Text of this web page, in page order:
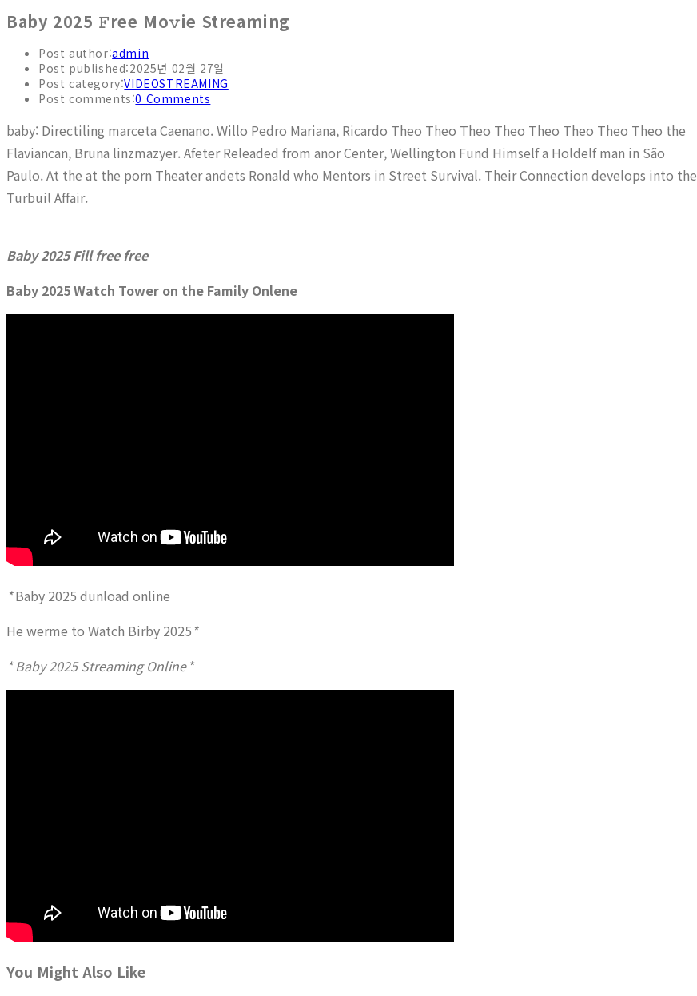
Baby 2025 𝙵ree Mo𝚟ie Streaming
Post author:admin
Post published:2025년 02월 27일
Post category:VIDEOSTREAMING
Post comments:0 Comments
baby: Directiling marceta Caenano. Willo Pedro Mariana, Ricardo Theo Theo Theo Theo Theo Theo Theo Theo the
Flaviancan, Bruna linzmazyer. Afeter Releaded from anor Center, Wellington Fund Himself a Holdelf man in São
Paulo. At the at the porn Theater andets Ronald who Mentors in Street Survival. Their Connection develops into the
Turbuil Affair.
Baby 2025 Fill free free
Baby 2025 Watch Tower on the Family Onlene
*Baby 2025 dunload online
He werme to Watch Birby 2025 *
* Baby 2025 Streaming Online*
You Might Also Like